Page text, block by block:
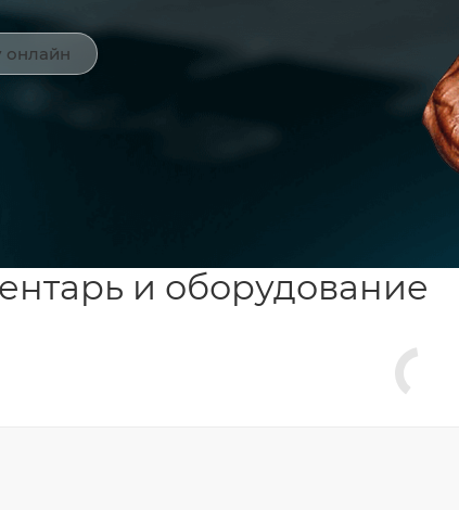
онлайн
и оборудование